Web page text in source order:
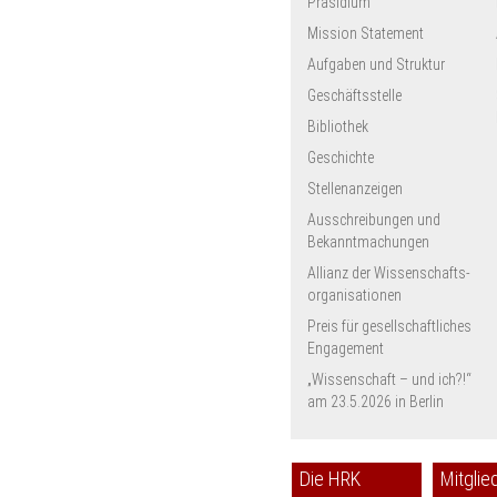
Universität Konstanz
HMT Leipzig
Universität zu Lübeck
Hochschule Magdeburg-
Universität Marburg
HfWU Nürtingen-Geislingen
Universität Potsdam
HfM Würzburg
Mission Statement
Aufgaben und Struktur
Geschäftsstelle
Bibliothek
Geschichte
Stellenanzeigen
Ausschreibungen und
Bekanntmachungen
Allianz der Wissenschafts­
organisationen
Preis für gesellschaftliches
Engagement
„Wissenschaft – und ich?!“
am 23.5.2026 in Berlin
Die HRK